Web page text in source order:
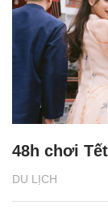
DU LỊCH
48h chơi